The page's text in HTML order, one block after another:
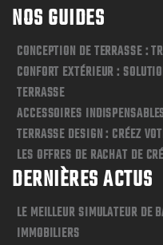
NOS GUIDES
CONCEPTION DE TERRASSE :
CONFORT EXTÉRIEUR :
TERRASSE
ACCESSOIRES
TERRASSE DESIGN : CRÉEZ
LES OFFRES DE RACHAT DE
DERNIÈRES ACTUS
LE MEILLEUR SIMULATEUR DE
IMMOBILIERS